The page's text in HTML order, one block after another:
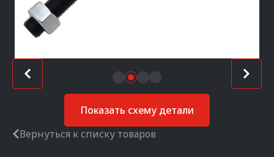
Показать схему детали
Вернуться к списку товаров